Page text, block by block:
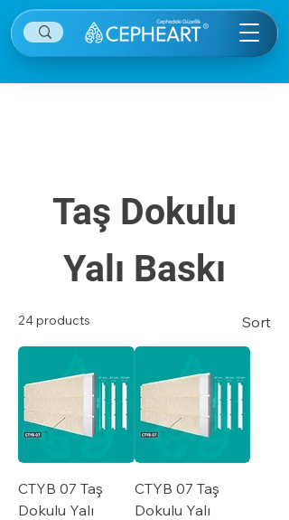
Taş Dokulu
Yalı Baskı
24 products Sort
CTYB 07 Taş
Dokulu Yalı
CTYB 07 Taş
Dokulu Yalı